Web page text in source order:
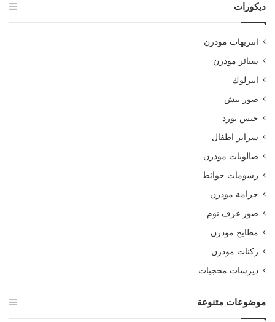
ديكورات
انتريهات مودرن
ستائر مودرن
انترلوك
صور نيش
جبس بورد
سراير اطفال
صالونات مودرن
رسومات حوائط
جزامة مودرن
صور غرف نوم
مطابخ مودرن
ركنات مودرن
ديرسات محجبات
موضوعات متنوعة